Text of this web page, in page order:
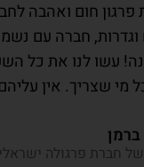
חום ואהבה
חברה עם
עשו לנו את כל
מי שצריך. אין
ברמן
חברת פרגולה